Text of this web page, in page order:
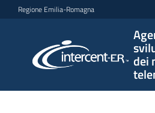
Vai al contenuto
Vai alla navigazione
Vai al footer
Regione Emilia-Romagna
dei
per lo
sviluppo